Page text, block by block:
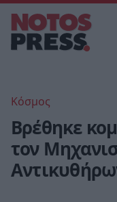
Κόσμος
Βρέθηκε
τον